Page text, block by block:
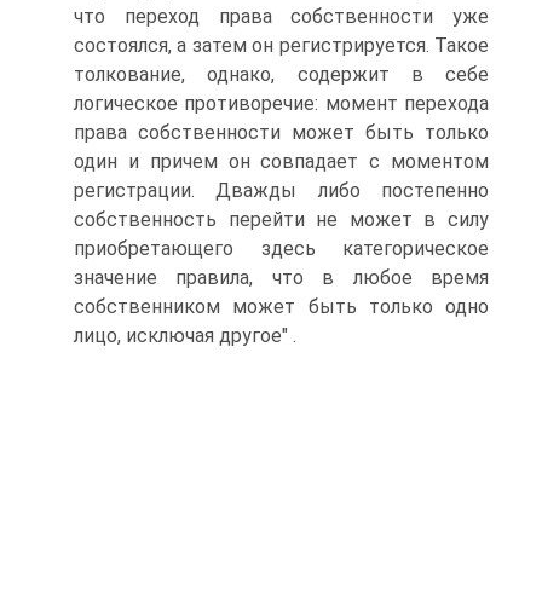
что переход права собственности уже
состоялся, а затем он регистрируется. Такое
толкование, однако, содержит в себе
логическое противоречие: момент перехода
права собственности может быть только
один и причем он совпадает с моментом
регистрации. Дважды либо постепенно
собственность перейти не может в силу
приобретающего здесь категорическое
значение правила, что в любое время
собственником может быть только одно
лицо, исключая другое" .